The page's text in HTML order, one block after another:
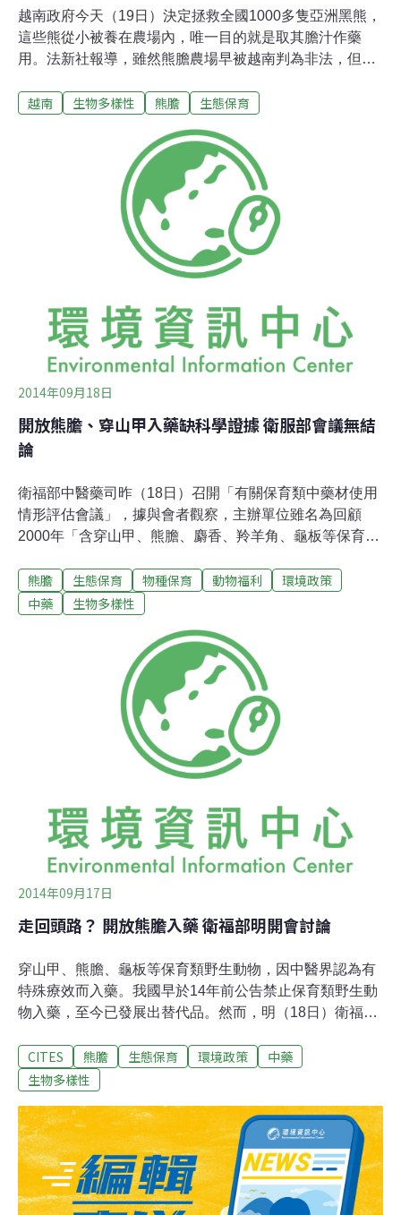
越南政府今天（19日）決定拯救全國1000多隻亞洲黑熊，
這些熊從小被養在農場內，唯一目的就是取其膽汁作藥
用。法新社報導，雖然熊膽農場早被越南判為非法，但當
物，並以非常殘忍方式抽取熊膽汁。越南森林部門與非營
所有農場的黑熊，盼在五年內終止熊膽交易。
越南 生物多樣性 熊膽 生態保育
2014年09月18日
開放熊膽、穿山甲入藥缺科學證據 衛服部會議無結
論
衛福部中醫藥司昨（18日）召開「有關保育類中藥材使用
情形評估會議」，據與會者觀察，主辦單位雖名為回顧
2000年「含穿山甲、熊膽、麝香、羚羊角、龜板等保育類
意圖廢除此項公告；而會議缺乏客觀證據論辯，即使不斷
開會討論，恐也難形成共識。參與此次會議的台灣動物社
保育類野生動物的中藥材全數換證，也研發替代藥劑，若
廢除此項公告，這些藥商將再受影響。而主張廢除的藥商
並非多數，是否該因少數藥商的需要而廢除，也值得商
榷。在療效方面，主要因熊膽的去氧膽酸，比其他脊椎動
物膽汁含量為高，不過全球也已研發替代品，但會議現場
仍有一些中醫師堅稱沒有替代性。陳玉敏認為，若要證實
確為如此，應拿出科學證據討論，而非流於口舌之爭。
熊膽 生態保育 物種保育 動物福利
環境政策
中藥
生物多樣性
2014年09月17日
走回頭路？ 開放熊膽入藥 衛福部明開會討論
穿山甲、熊膽、龜板等保育類野生動物，因中醫界認為有
特殊療效而入藥。我國早於14年前公告禁止保育類野生動
物入藥，至今已發展出替代品。然而，明（18日）衛福部
開放熊膽製品進口。熊膽入藥有必要？ 全聯會大表贊成在
「餿水油」食安風暴再度狂捲全台，人人自危之際，衛福
「有關保育類中藥材使用情形評估會議」，開放給特定業
者、民間團體參加。中藥藥證科承辦表示，本次會議為評
估會議，回顧2000年「含穿山甲、熊膽、麝香、羚羊角、
龜板等保育類中藥材成分之中藥藥品許可證」公告（衛署
中會字第0890028972）至今之適用性，並表示「其他國
CITES 熊膽 生態保育 環境政策
中藥
生物多樣性